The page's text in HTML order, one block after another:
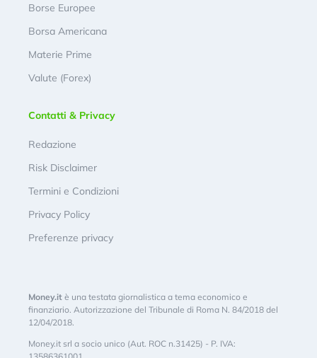
Borse Europee
Borsa Americana
Materie Prime
Valute (Forex)
Contatti & Privacy
Redazione
Risk Disclaimer
Termini e Condizioni
Privacy Policy
Preferenze privacy
Money.it è una testata giornalistica a tema economico e
finanziario. Autorizzazione del Tribunale di Roma N. 84/2018 del
12/04/2018.
Money.it srl a socio unico (Aut. ROC n.31425) - P. IVA: